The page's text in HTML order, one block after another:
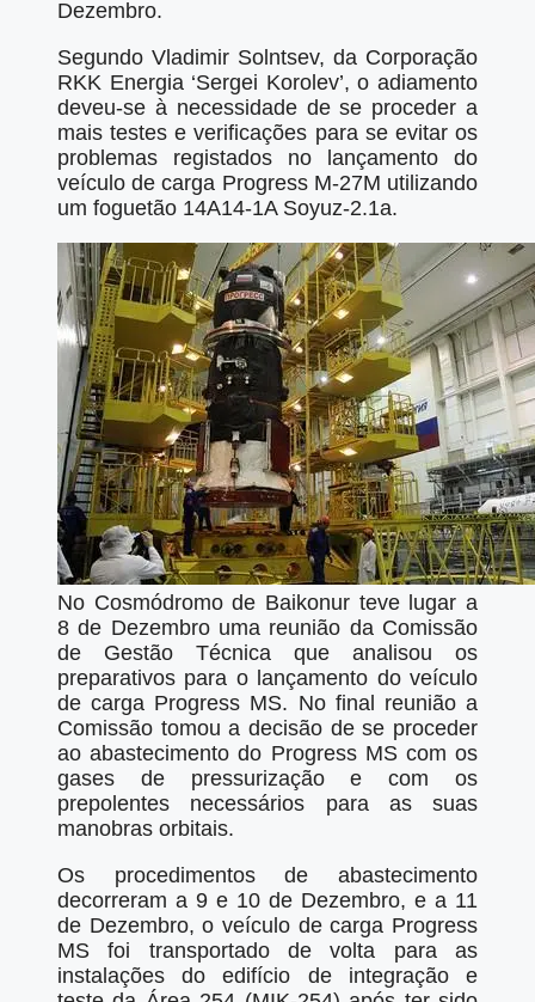
Dezembro.
Segundo Vladimir Solntsev, da Corporação
RKK Energia ‘Sergei Korolev’, o adiamento
deveu-se à necessidade de se proceder a
mais testes e verificações para se evitar os
problemas registados no lançamento do
veículo de carga Progress M-27M utilizando
um foguetão 14A14-1A Soyuz-2.1a.
No Cosmódromo de Baikonur teve lugar a
8 de Dezembro uma reunião da Comissão
de Gestão Técnica que analisou os
preparativos para o lançamento do veículo
de carga Progress MS. No final reunião a
Comissão tomou a decisão de se proceder
ao abastecimento do Progress MS com os
gases de pressurização e com os
prepolentes necessários para as suas
manobras orbitais.
Os procedimentos de abastecimento
decorreram a 9 e 10 de Dezembro, e a 11
de Dezembro, o veículo de carga Progress
MS foi transportado de volta para as
instalações do edifício de integração e